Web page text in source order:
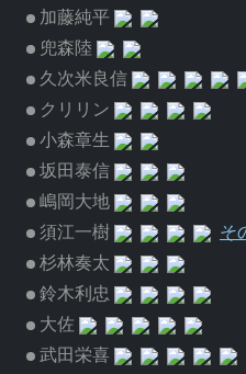
加藤純平
兜森陸
久次米良信
クリリン
小森章生
坂田泰信
嶋岡大地
須江一樹
そ
杉林奏太
鈴木利忠
大佐
武田栄喜